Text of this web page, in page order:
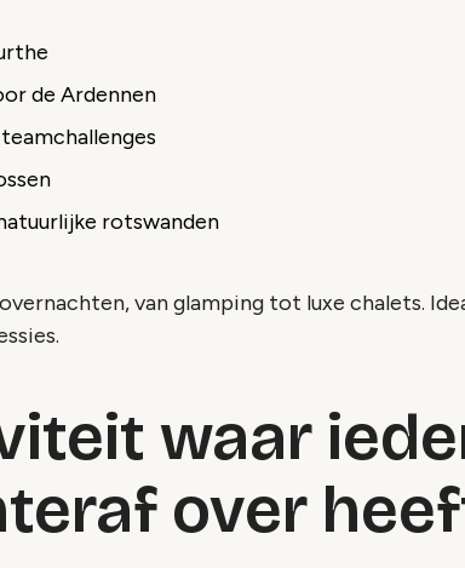
de Ardennen
rotswanden
van glamping tot luxe chalets.
waar
over